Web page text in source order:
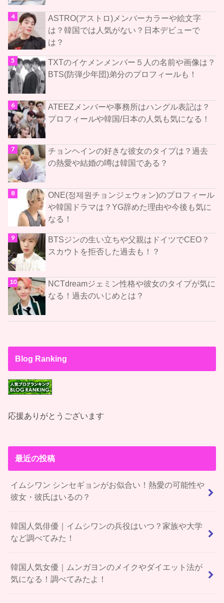
ASTRO(アストロ)メンバーカラーや絵文字
は？韓国では人気がない？日本デビューで
は？
TXTのイケメンメンバー５人の名前や画像は？
BTS(防弾少年団)弟分のプロフィールも！
ATEEZメンバーや事務所はハングル表記は？
プロフィールや韓国/日本の人気も気になる！
チョンヘインの好きな彼女のタイプは？過去
の熱愛や結婚の噂は韓国である？
ONE(정제원チョンジェウォン)のプロフィール
や韓国ドラマは？YG辞めた理由や今後も気に
なる！
BTSジンの生い立ちや父親はドイツでCEO？
スカウトを拒否した過去も！？
NCTdreamジェミン性格や彼女のタイプが気に
なる！過去のいじめとは？
Blog Ranking
応援ありがとうございます
最近の投稿
イムシワン シンセギョンがお似合い！熱愛の可能性や
彼女・彼氏はいるの？
韓国人気俳優｜イムシワンの兵役はいつ？家族や大学
など調べてみた！
韓国人気女優｜ムンガヨンのメイクやダイエット法が
気になる！調べてみたよ！